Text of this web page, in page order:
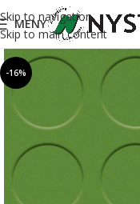
Skip to navigation
Skip to main content
MENY
-16%